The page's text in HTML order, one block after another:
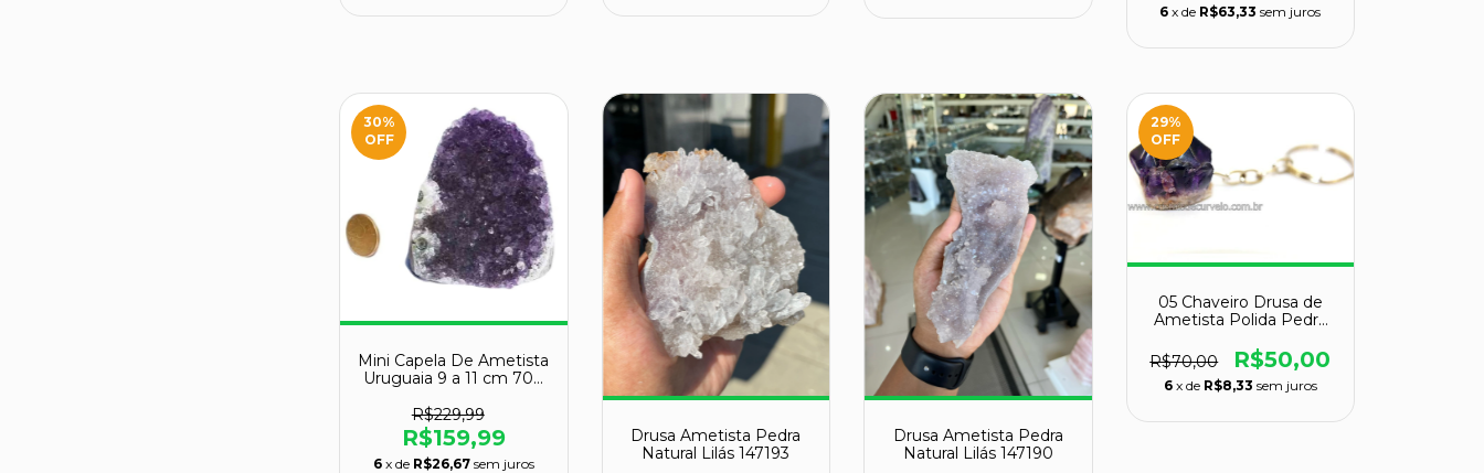
6 x de R$63,33 sem juros
30%
OFF
Mini Capela De Ametista
Uruguaia 9 a 11 cm 700
R$229,99
R$159,99
6 x de R$26,67 sem juros
Drusa Ametista Pedra
Natural Lilás 147193
Drusa Ametista Pedra
Natural Lilás 147190
29%
OFF
05 Chaveiro Drusa de
Ametista Polida Pedra
R$70,00
R$50,00
6 x de R$8,33 sem juros